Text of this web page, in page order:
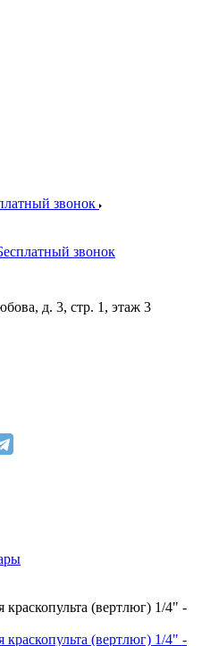
звонок
звонок
д. 3, стр. 1, этаж 3
(вертлюг) 1/4" -